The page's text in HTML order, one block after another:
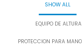
SHOW ALL
EQUIPO DE ALTURA
PROTECCION PARA